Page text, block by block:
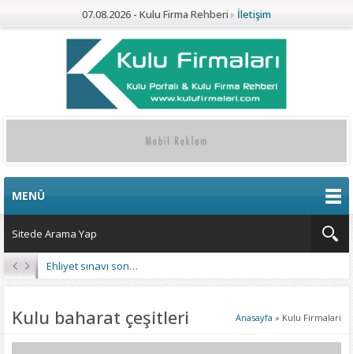
07.08.2026 - Kulu Firma Rehberi İletişim
MENÜ
Ehliyet sınavı sonuçları açıklandı
Anasayfa » Kulu Firmalari
Kulu baharat çeşitleri